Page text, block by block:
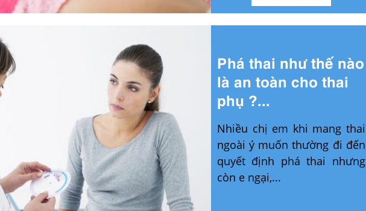
Phá thai như thế nào
là an toàn cho thai
phụ ?...
Nhiều chị em khi mang thai
ngoài ý muốn thường đi đến
quyết định phá thai nhưng
còn e ngại,...